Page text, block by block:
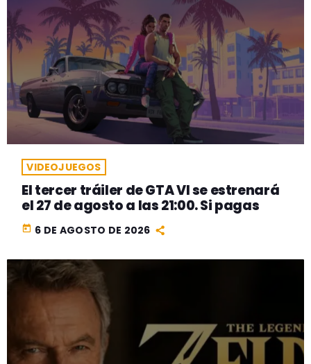
VIDEOJUEGOS
El tercer tráiler de GTA VI se estrenará
el 27 de agosto a las 21:00. Si pagas
today 6 DE AGOSTO DE 2026